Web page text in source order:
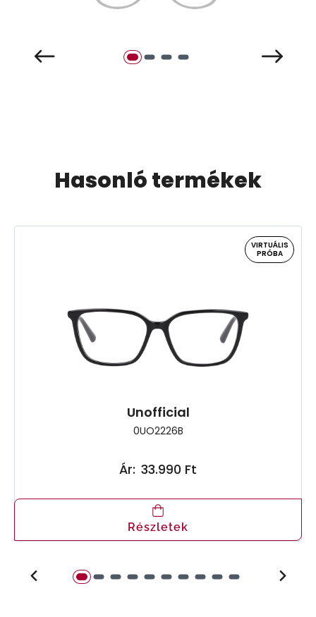
Hasonló termékek
VIRTUÁLIS
PRÓBA
Unofficial
0UO2226B
Ár: 33.990 Ft
Részletek